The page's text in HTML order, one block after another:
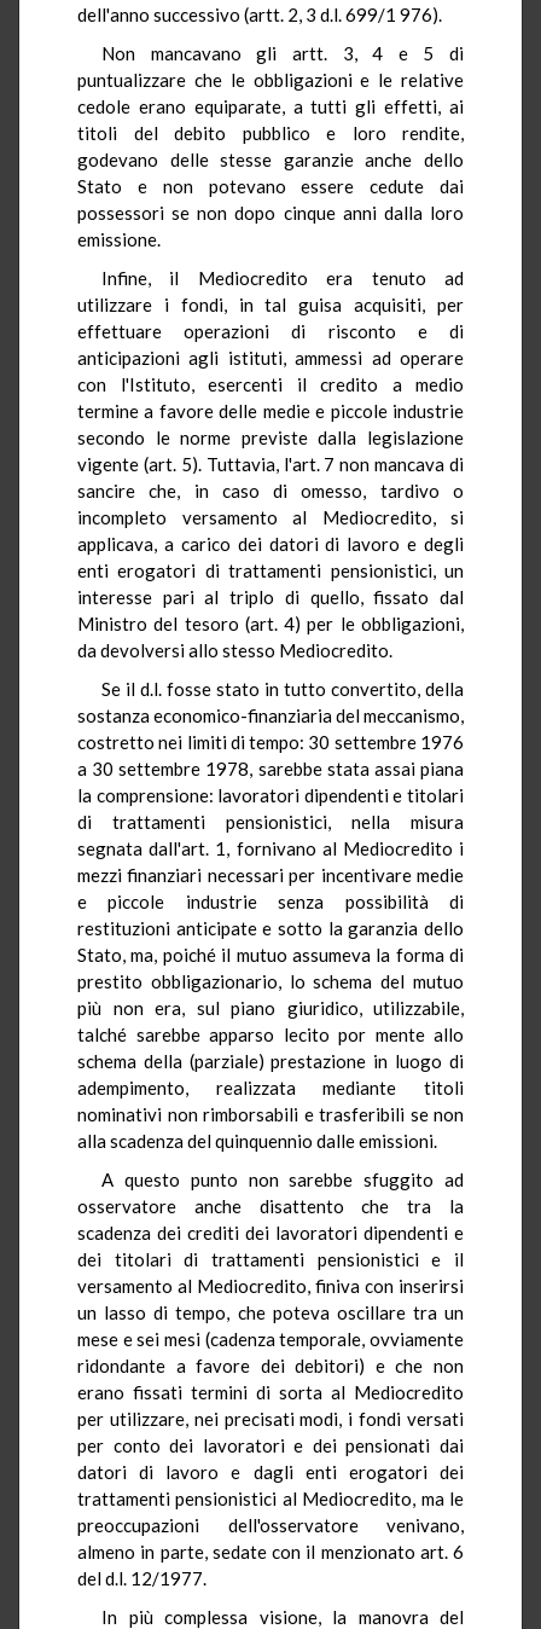
dell'anno successivo (artt. 2, 3 d.l. 699/1 976).
Non mancavano gli artt. 3, 4 e 5 di
puntualizzare che le obbligazioni e le relative
cedole erano equiparate, a tutti gli effetti, ai
titoli del debito pubblico e loro rendite,
godevano delle stesse garanzie anche dello
Stato e non potevano essere cedute dai
possessori se non dopo cinque anni dalla loro
emissione.
Infine, il Mediocredito era tenuto ad
utilizzare i fondi, in tal guisa acquisiti, per
effettuare operazioni di risconto e di
anticipazioni agli istituti, ammessi ad operare
con l'Istituto, esercenti il credito a medio
termine a favore delle medie e piccole industrie
secondo le norme previste dalla legislazione
vigente (art. 5). Tuttavia, l'art. 7 non mancava di
sancire che, in caso di omesso, tardivo o
incompleto versamento al Mediocredito, si
applicava, a carico dei datori di lavoro e degli
enti erogatori di trattamenti pensionistici, un
interesse pari al triplo di quello, fissato dal
Ministro del tesoro (art. 4) per le obbligazioni,
da devolversi allo stesso Mediocredito.
Se il d.l. fosse stato in tutto convertito, della
sostanza economico-finanziaria del meccanismo,
costretto nei limiti di tempo: 30 settembre 1976
a 30 settembre 1978, sarebbe stata assai piana
la comprensione: lavoratori dipendenti e titolari
di trattamenti pensionistici, nella misura
segnata dall'art. 1, fornivano al Mediocredito i
mezzi finanziari necessari per incentivare medie
e piccole industrie senza possibilità di
restituzioni anticipate e sotto la garanzia dello
Stato, ma, poiché il mutuo assumeva la forma di
prestito obbligazionario, lo schema del mutuo
più non era, sul piano giuridico, utilizzabile,
talché sarebbe apparso lecito por mente allo
schema della (parziale) prestazione in luogo di
adempimento, realizzata mediante titoli
nominativi non rimborsabili e trasferibili se non
alla scadenza del quinquennio dalle emissioni.
A questo punto non sarebbe sfuggito ad
osservatore anche disattento che tra la
scadenza dei crediti dei lavoratori dipendenti e
dei titolari di trattamenti pensionistici e il
versamento al Mediocredito, finiva con inserirsi
un lasso di tempo, che poteva oscillare tra un
mese e sei mesi (cadenza temporale, ovviamente
ridondante a favore dei debitori) e che non
erano fissati termini di sorta al Mediocredito
per utilizzare, nei precisati modi, i fondi versati
per conto dei lavoratori e dei pensionati dai
datori di lavoro e dagli enti erogatori dei
trattamenti pensionistici al Mediocredito, ma le
preoccupazioni dell'osservatore venivano,
almeno in parte, sedate con il menzionato art. 6
del d.l. 12/1977.
In più complessa visione, la manovra del